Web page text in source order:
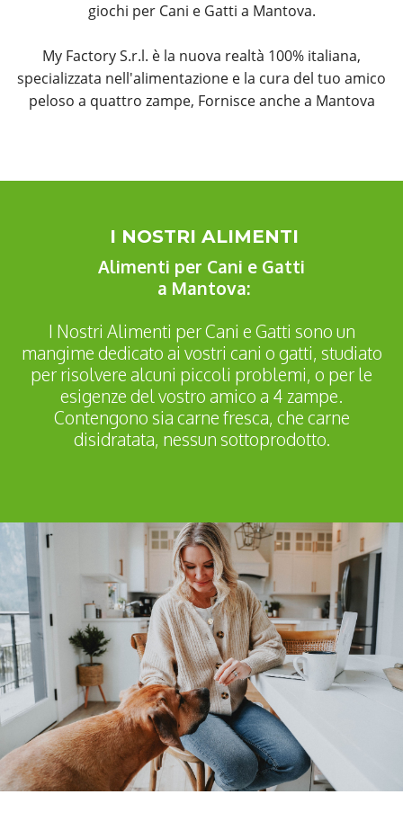
giochi per Cani e Gatti a Mantova.
My Factory S.r.l. è la nuova realtà 100% italiana,
specializzata nell'alimentazione e la cura del tuo amico
peloso a quattro zampe, Fornisce anche a Mantova
I NOSTRI ALIMENTI
Alimenti per Cani e Gatti
a Mantova:
I Nostri Alimenti per Cani e Gatti sono un
mangime dedicato ai vostri cani o gatti, studiato
per risolvere alcuni piccoli problemi, o per le
esigenze del vostro amico a 4 zampe.
Contengono sia carne fresca, che carne
disidratata, nessun sottoprodotto.